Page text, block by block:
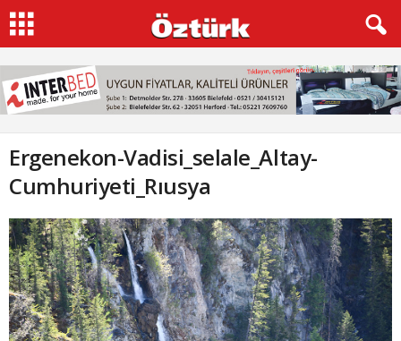
Ergenekon-Vadisi_selale_Altay-
Cumhuriyeti_Rıusya